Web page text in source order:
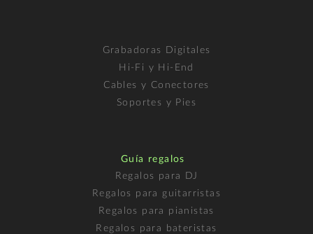
Grabadoras Digitales
Hi-Fi y Hi-End
Cables y Conectores
Soportes y Pies
Guía regalos
Regalos para DJ
Regalos para guitarristas
Regalos para pianistas
Regalos para bateristas